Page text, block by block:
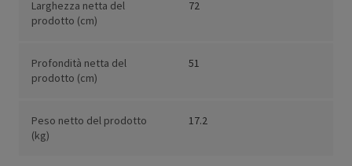
Larghezza netta del
prodotto (cm)
72
Profondità netta del
prodotto (cm)
51
Peso netto del prodotto
(kg)
17.2